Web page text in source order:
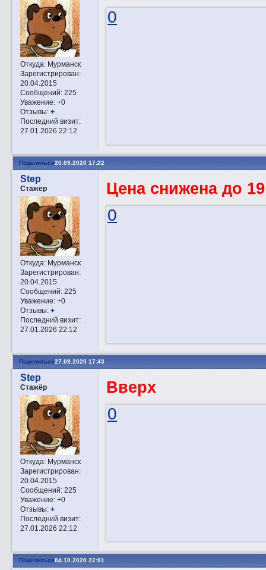
Откуда:Мурманск
Зарегистрирован:
20.04.2015
Сообщений:225
Уважение: +0
Отзывы: +
Последний визит:
27.01.2026 22:12
0
Поделиться20.09.2020 17:22
Step
Стажёр
Откуда:Мурманск
Зарегистрирован:
20.04.2015
Сообщений:225
Уважение: +0
Отзывы: +
Последний визит:
27.01.2026 22:12
Цена снижена до
0
Поделиться27.09.2020 17:43
Step
Стажёр
Откуда:Мурманск
Зарегистрирован:
20.04.2015
Сообщений:225
Уважение: +0
Отзывы: +
Последний визит:
27.01.2026 22:12
Вверх
0
Поделиться04.10.2020 22:01